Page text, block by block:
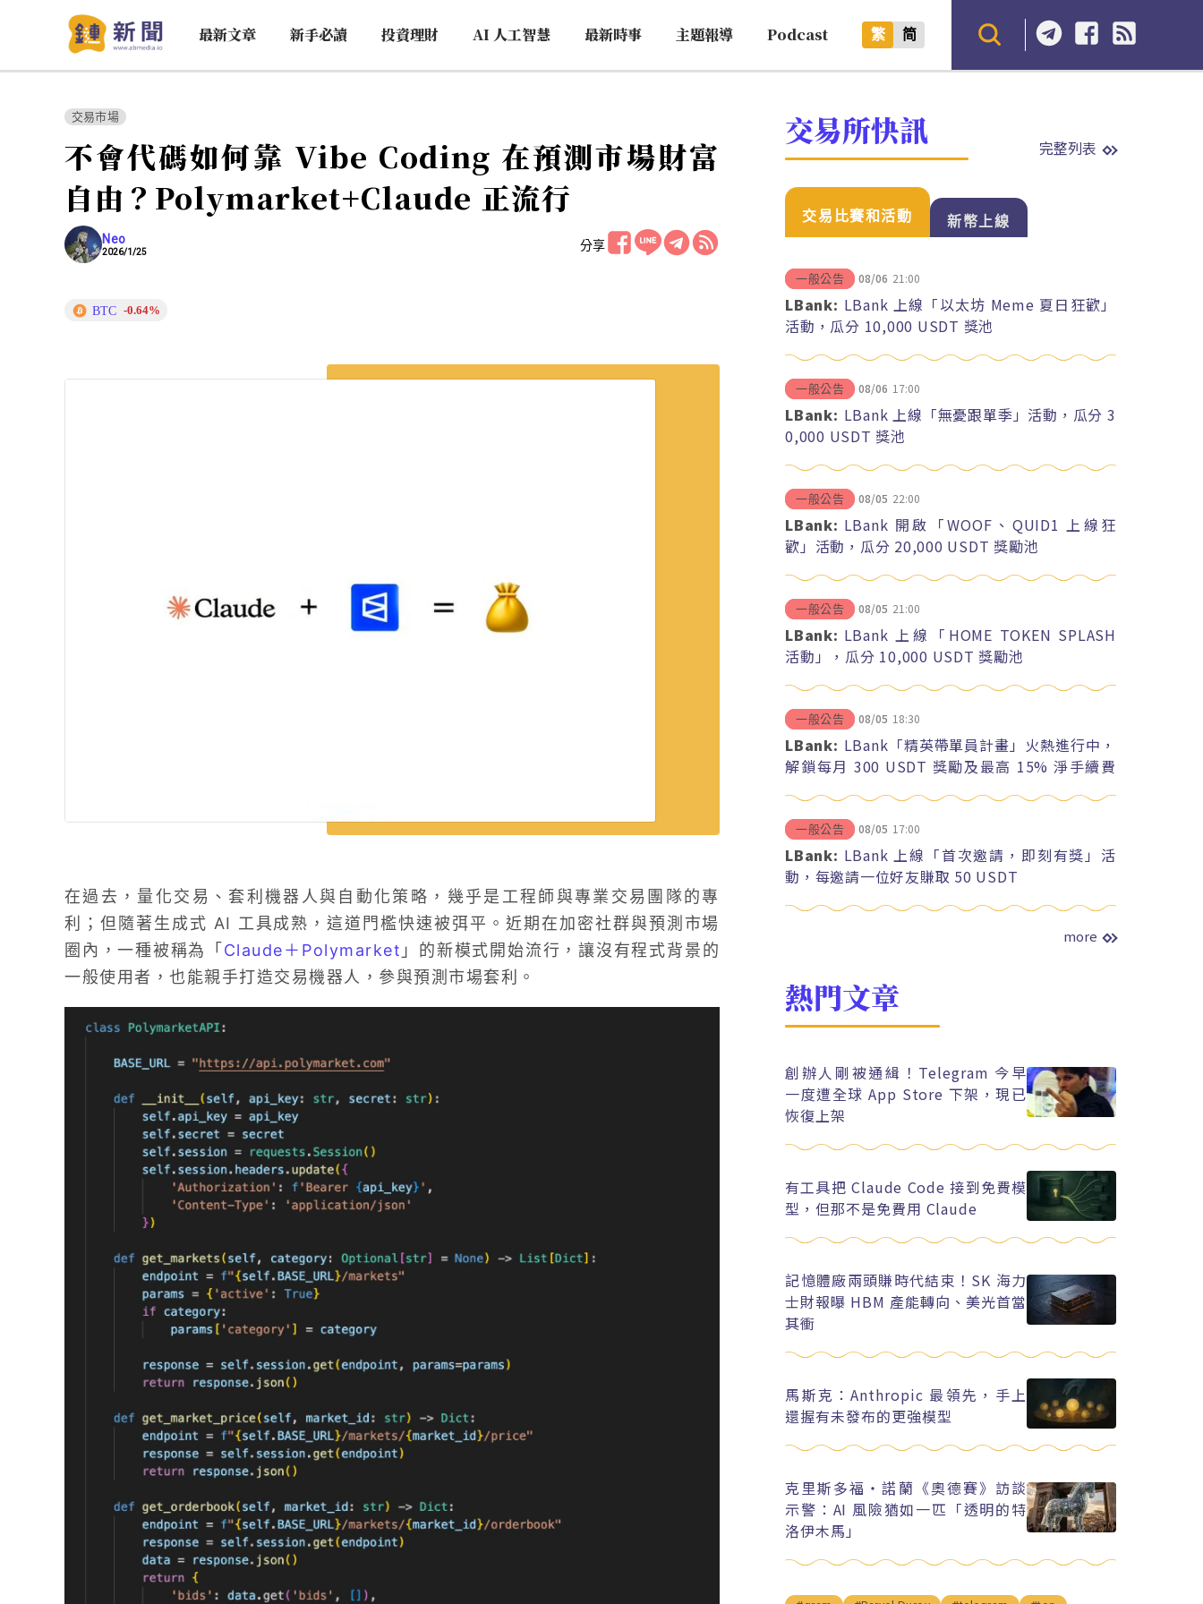
最新文章 新手必讀 投資理財 AI 人工智慧 最新時事 主題報導 Podcast 繁 简
交易市場
不會代碼如何靠 Vibe Coding 在預測市場財富
自由？Polymarket+Claude 正流行
Neo
2026/1/25 分享
BTC -0.64%
在過去，量化交易、套利機器人與自動化策略，幾乎是工程師與專業交易團隊的專
利；但隨著生成式 AI 工具成熟，這道門檻快速被弭平。近期在加密社群與預測市場
圈內，一種被稱為「 Claude＋Polymarket 」的新模式開始流行，讓沒有程式背景的
一般使用者，也能親手打造交易機器人，參與預測市場套利。
交易所快訊 完整列表
交易比賽和活動 新幣上線
一般公告 08/06 21:00
LBank: LBank 上線「以太坊 Meme 夏日狂歡」
活動，瓜分 10,000 USDT 獎池
一般公告 08/06 17:00
LBank: LBank 上線「無憂跟單季」活動，瓜分 3
0,000 USDT 獎池
一般公告 08/05 22:00
LBank: LBank 開啟「WOOF、QUID1 上線狂
歡」活動，瓜分 20,000 USDT 獎勵池
一般公告 08/05 21:00
LBank: LBank 上線「HOME TOKEN SPLASH
活動」，瓜分 10,000 USDT 獎勵池
一般公告 08/05 18:30
LBank: LBank「精英帶單員計畫」火熱進行中，
解鎖每月 300 USDT 獎勵及最高 15% 淨手續費
一般公告 08/05 17:00
LBank: LBank 上線「首次邀請，即刻有獎」活
動，每邀請一位好友賺取 50 USDT
more
熱門文章
創辦人剛被通緝！Telegram 今早
一度遭全球 App Store 下架，現已
恢復上架
有工具把 Claude Code 接到免費模
型，但那不是免費用 Claude
記憶體廠兩頭賺時代結束！SK 海力
士財報曝 HBM 產能轉向、美光首當
其衝
馬斯克：Anthropic 最領先，手上
還握有未發布的更強模型
克里斯多福・諾蘭《奧德賽》訪談
示警：AI 風險猶如一匹「透明的特
洛伊木馬」